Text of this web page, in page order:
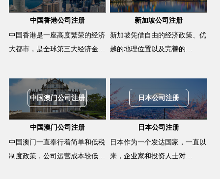
中国香港公司注册
中国香港是一座高度繁荣的经济
大都市，是全球第三大经济金…
新加坡公司注册
新加坡凭借自由的经济政策、优
越的地理位置以及完善的…
中国澳门公司注册
中国澳门公司注册
中国澳门一直奉行着简单和低税
制度政策，公司运营成本较低…
日本公司注册
日本公司注册
日本作为一个发达国家，一直以
来，企业家和投资人士对…